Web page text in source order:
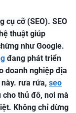
cụ cỡ (SEO). SEO
thuật giúp
như Google.
đang phát triển
doanh nghiệp địa
rưa rứa, seo
thủ đô, nơi mà
Không chỉ dừng